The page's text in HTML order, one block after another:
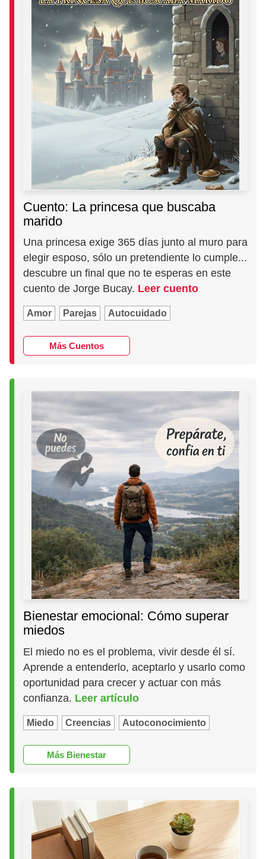
Cuento: La princesa que buscaba
marido
Una princesa exige 365 días junto al muro para
elegir esposo, sólo un pretendiente lo cumple...
descubre un final que no te esperas en este
cuento de Jorge Bucay. Leer cuento
Amor Parejas Autocuidado
Más Cuentos
Bienestar emocional: Cómo superar
miedos
El miedo no es el problema, vivir desde él sí.
Aprende a entenderlo, aceptarlo y usarlo como
oportunidad para crecer y actuar con más
confianza. Leer artículo
Miedo Creencias Autoconocimiento
Más Bienestar